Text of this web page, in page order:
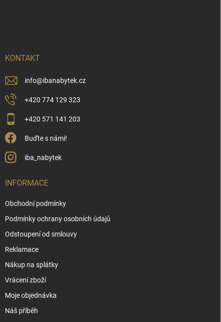
KONTAKT
info@ibanabytek.cz
+420 774 129 323
+420 571 141 203
Buďte s námi!
iba_nabytek
INFORMACE
Obchodní podmínky
Podmínky ochrany osobních údajů
Odstoupení od smlouvy
Reklamace
Nákup na splátky
Vrácení zboží
Moje objednávka
Náš příběh